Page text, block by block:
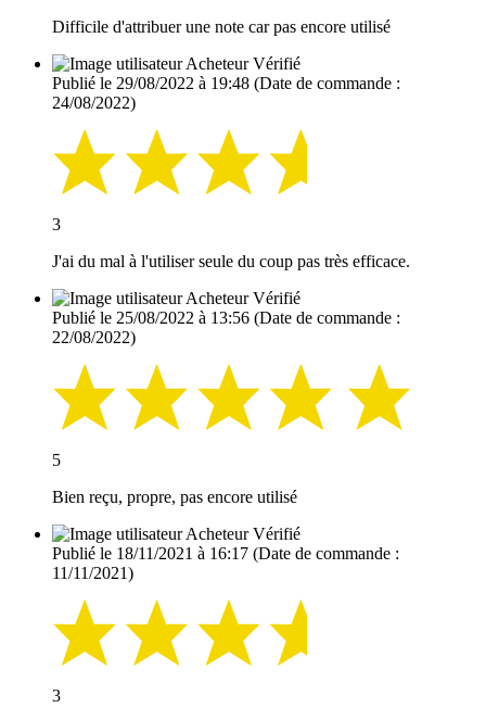
Difficile d'attribuer une note car pas encore utilisé
Acheteur Vérifié
Publié le 29/08/2022 à 19:48 (Date de commande :
24/08/2022)
3
J'ai du mal à l'utiliser seule du coup pas très efficace.
Acheteur Vérifié
Publié le 25/08/2022 à 13:56 (Date de commande :
22/08/2022)
5
Bien reçu, propre, pas encore utilisé
Acheteur Vérifié
Publié le 18/11/2021 à 16:17 (Date de commande :
11/11/2021)
3